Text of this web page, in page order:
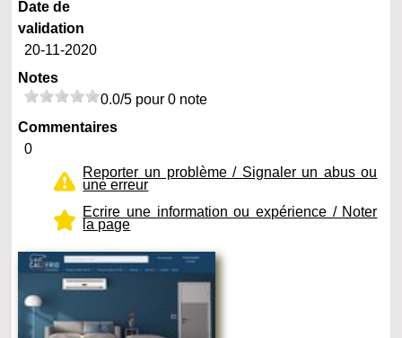
Date de
validation
20-11-2020
Notes
0.0/5 pour 0 note
Commentaires
0
Reporter un problème / Signaler un abus ou
une erreur
Ecrire une information ou expérience / Noter
la page